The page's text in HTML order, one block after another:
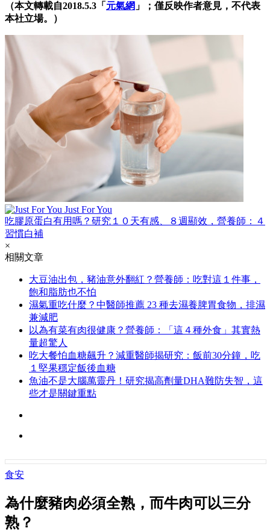
（本文轉載自2018.5.3「 元氣網 」；僅反映作者意見，不代表
本社立場。）
Just For You
吃膠原蛋白有用嗎？研究１０天有感、８週顯效，營養師：４
習慣白補
×
相關文章
大豆油出包，豬油意外翻紅？營養師：吃對這１件事，
飽和脂肪也不怕
濕氣重吃什麼？中醫師推薦 23 種去濕養脾胃食物，排濕
兼減肥
以為有菜有肉很健康？營養師：「這４種外食」其實熱
量超驚人
吃大餐怕血糖飆升？減重醫師揭研究：飯前30分鐘，吃
１堅果穩定飯後血糖
魚油不是大腦萬靈丹！研究揭高劑量DHA難防失智，這
些才是關鍵重點
食安
為什麼豬肉必須全熟，而牛肉可以三分
熟？